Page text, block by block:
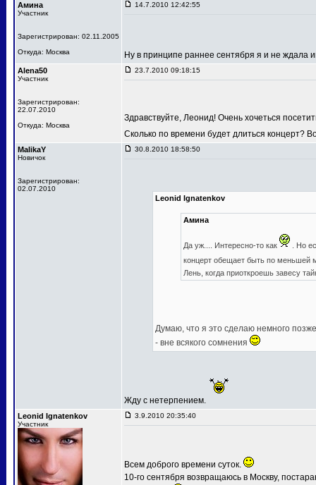
Амина
Участник
Зарегистрирован: 02.11.2005
Откуда: Москва
14.7.2010 12:42:55
Ну в принципе раннее сентября я и не
Alena50
Участник
Зарегистрирован:
22.07.2010
Откуда: Москва
23.7.2010 09:18:15
Здравствуйте, Леонид! Очень хочеться
Сколько по времени будет длиться концерт?
MalikaY
Новичок
Зарегистрирован:
02.07.2010
30.8.2010 18:58:50
Leonid Ignatenkov
Амина
Да уж.... Интересно-то как
. Но
концерт обещает быть по меньшей
Лень, когда приоткроешь завесу
Думаю, что я это сделаю немного
- вне всякого сомнения
Жду с нетерпением.
Leonid Ignatenkov
Участник
3.9.2010 20:35:40
Всем доброго времени суток.
10-го сентября возвращаюсь в Москву,